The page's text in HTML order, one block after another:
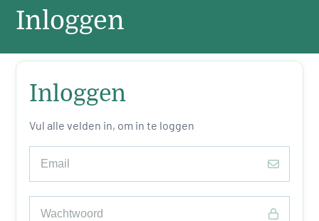
Inloggen
Inloggen
Vul alle velden in, om in te loggen